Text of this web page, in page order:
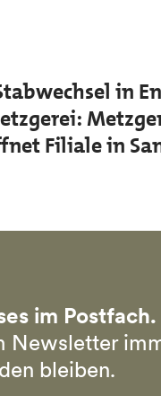
in
Filiale in
im Postfach.
Newsletter
bleiben.